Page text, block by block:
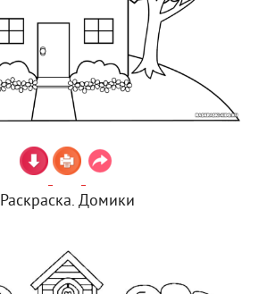
Раскраска. Домики